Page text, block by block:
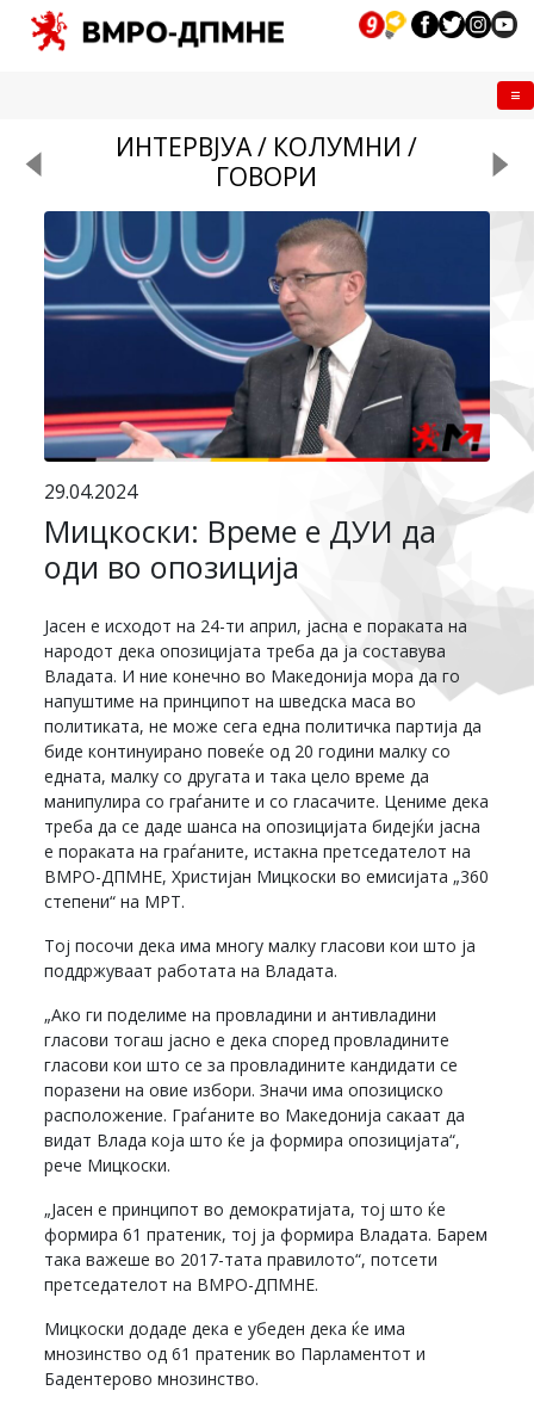
ИНТЕРВЈУА / КОЛУМНИ /
ГОВОРИ
29.04.2024
Мицкоски: Време е ДУИ да
оди во опозиција
Јасен е исходот на 24-ти април, јасна е пораката на
народот дека опозицијата треба да ја составува
Владата. И ние конечно во Македонија мора да го
напуштиме на принципот на шведска маса во
политиката, не може сега една политичка партија да
биде континуирано повеќе од 20 години малку со
едната, малку со другата и така цело време да
манипулира со граѓаните и со гласачите. Цениме дека
треба да се даде шанса на опозицијата бидејќи јасна
е пораката на граѓаните, истакна претседателот на
ВМРО-ДПМНЕ, Христијан Мицкоски во емисијата „360
степени“ на МРТ.
Тој посочи дека има многу малку гласови кои што ја
поддржуваат работата на Владата.
„Ако ги поделиме на провладини и антивладини
гласови тогаш јасно е дека според провладините
гласови кои што се за провладините кандидати се
поразени на овие избори. Значи има опозициско
расположение. Граѓаните во Македонија сакаат да
видат Влада која што ќе ја формира опозицијата“,
рече Мицкоски.
„Јасен е принципот во демократијата, тој што ќе
формира 61 пратеник, тој ја формира Владата. Барем
така важеше во 2017-тата правилото“, потсети
претседателот на ВМРО-ДПМНЕ.
Мицкоски додаде дека е убеден дека ќе има
мнозинство од 61 пратеник во Парламентот и
Бадентерово мнозинство.